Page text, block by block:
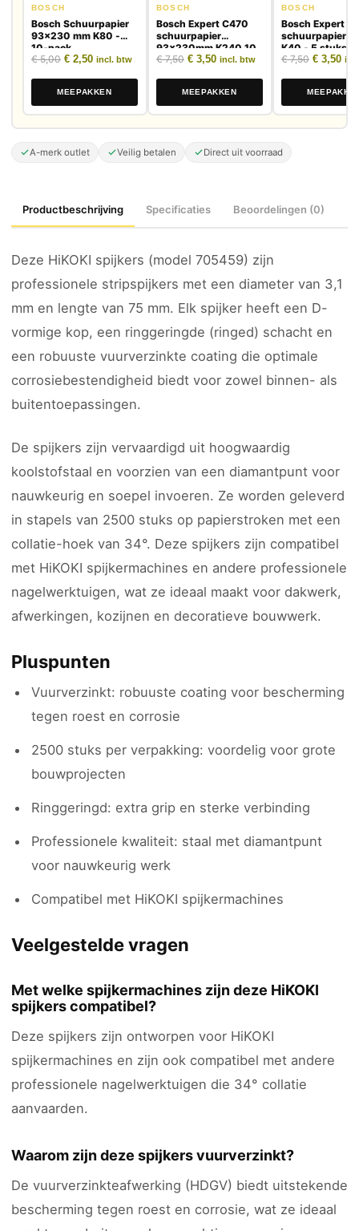
BOSCH
Bosch Schuurpapier
93x230 mm K80 -
10-pack
€5,00 Oorspronkelijke prijs was: € 5,00.
€ 2,50Huidige prijs is: € 2,50.
incl. btw
MEEPAKKEN
BOSCH
Bosch Expert C470
schuurpapier
93x230mm K240 10
stuks
€7,50 Oorspronkelijke prijs was: € 7,50.
€ 3,50Huidige prijs is: € 3,50.
incl. btw
MEEPAKKEN
BOSCH
Bosch Expert
schuurpapier
K40 - 5 stuks
€7,50 € 3,50
A-merk outlet Veilig betalen Direct uit voorraad
Productbeschrijving Specificaties Beoordelingen (0)
Deze HiKOKI spijkers (model 705459) zijn
professionele stripspijkers met een diameter van 3,1
mm en lengte van 75 mm. Elk spijker heeft een D-
vormige kop, een ringgeringde (ringed) schacht en
een robuuste vuurverzinkte coating die optimale
corrosiebestendigheid biedt voor zowel binnen- als
buitentoepassingen.
De spijkers zijn vervaardigd uit hoogwaardig
koolstofstaal en voorzien van een diamantpunt voor
nauwkeurig en soepel invoeren. Ze worden geleverd
in stapels van 2500 stuks op papierstroken met een
collatie-hoek van 34°. Deze spijkers zijn compatibel
met HiKOKI spijkermachines en andere professionele
nagelwerktuigen, wat ze ideaal maakt voor dakwerk,
afwerkingen, kozijnen en decoratieve bouwwerk.
Pluspunten
Vuurverzinkt: robuuste coating voor bescherming
tegen roest en corrosie
2500 stuks per verpakking: voordelig voor grote
bouwprojecten
Ringgeringd: extra grip en sterke verbinding
Professionele kwaliteit: staal met diamantpunt
voor nauwkeurig werk
Compatibel met HiKOKI spijkermachines
Veelgestelde vragen
Met welke spijkermachines zijn deze HiKOKI
spijkers compatibel?
Deze spijkers zijn ontworpen voor HiKOKI
spijkermachines en zijn ook compatibel met andere
professionele nagelwerktuigen die 34° collatie
aanvaarden.
Waarom zijn deze spijkers vuurverzinkt?
De vuurverzinkteafwerking (HDGV) biedt uitstekende
bescherming tegen roest en corrosie, wat ze ideaal